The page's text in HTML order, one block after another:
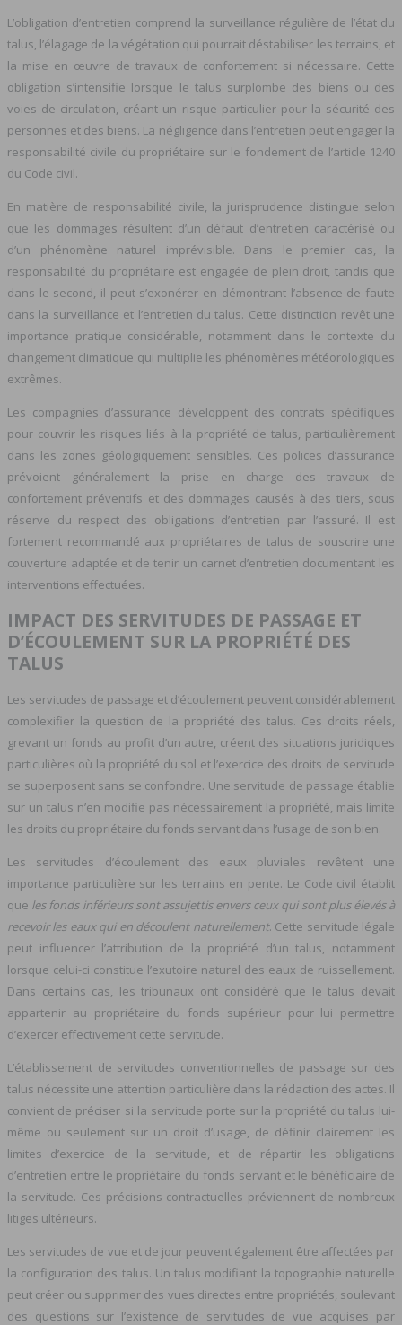
L’obligation d’entretien comprend la surveillance régulière de l’état du
talus, l’élagage de la végétation qui pourrait déstabiliser les terrains, et
la mise en œuvre de travaux de confortement si nécessaire. Cette
obligation s’intensifie lorsque le talus surplombe des biens ou des
voies de circulation, créant un risque particulier pour la sécurité des
personnes et des biens. La négligence dans l’entretien peut engager la
responsabilité civile du propriétaire sur le fondement de l’article 1240
du Code civil.
En matière de responsabilité civile, la jurisprudence distingue selon
que les dommages résultent d’un défaut d’entretien caractérisé ou
d’un phénomène naturel imprévisible. Dans le premier cas, la
responsabilité du propriétaire est engagée de plein droit, tandis que
dans le second, il peut s’exonérer en démontrant l’absence de faute
dans la surveillance et l’entretien du talus. Cette distinction revêt une
importance pratique considérable, notamment dans le contexte du
changement climatique qui multiplie les phénomènes météorologiques
extrêmes.
Les compagnies d’assurance développent des contrats spécifiques
pour couvrir les risques liés à la propriété de talus, particulièrement
dans les zones géologiquement sensibles. Ces polices d’assurance
prévoient généralement la prise en charge des travaux de
confortement préventifs et des dommages causés à des tiers, sous
réserve du respect des obligations d’entretien par l’assuré. Il est
fortement recommandé aux propriétaires de talus de souscrire une
couverture adaptée et de tenir un carnet d’entretien documentant les
interventions effectuées.
IMPACT DES SERVITUDES DE PASSAGE ET
D’ÉCOULEMENT SUR LA PROPRIÉTÉ DES
TALUS
Les servitudes de passage et d’écoulement peuvent considérablement
complexifier la question de la propriété des talus. Ces droits réels,
grevant un fonds au profit d’un autre, créent des situations juridiques
particulières où la propriété du sol et l’exercice des droits de servitude
se superposent sans se confondre. Une servitude de passage établie
sur un talus n’en modifie pas nécessairement la propriété, mais limite
les droits du propriétaire du fonds servant dans l’usage de son bien.
Les servitudes d’écoulement des eaux pluviales revêtent une
importance particulière sur les terrains en pente. Le Code civil établit
que les fonds inférieurs sont assujettis envers ceux qui sont plus élevés à
recevoir les eaux qui en découlent naturellement. Cette servitude légale
peut influencer l’attribution de la propriété d’un talus, notamment
lorsque celui-ci constitue l’exutoire naturel des eaux de ruissellement.
Dans certains cas, les tribunaux ont considéré que le talus devait
appartenir au propriétaire du fonds supérieur pour lui permettre
d’exercer effectivement cette servitude.
L’établissement de servitudes conventionnelles de passage sur des
talus nécessite une attention particulière dans la rédaction des actes. Il
convient de préciser si la servitude porte sur la propriété du talus lui-
même ou seulement sur un droit d’usage, de définir clairement les
limites d’exercice de la servitude, et de répartir les obligations
d’entretien entre le propriétaire du fonds servant et le bénéficiaire de
la servitude. Ces précisions contractuelles préviennent de nombreux
litiges ultérieurs.
Les servitudes de vue et de jour peuvent également être affectées par
la configuration des talus. Un talus modifiant la topographie naturelle
peut créer ou supprimer des vues directes entre propriétés, soulevant
des questions sur l’existence de servitudes de vue acquises par